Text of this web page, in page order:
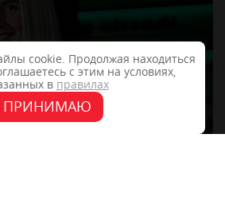
cookie. Продолжая находиться
с этим на условиях,
в правилах
ПРИНИМАЮ